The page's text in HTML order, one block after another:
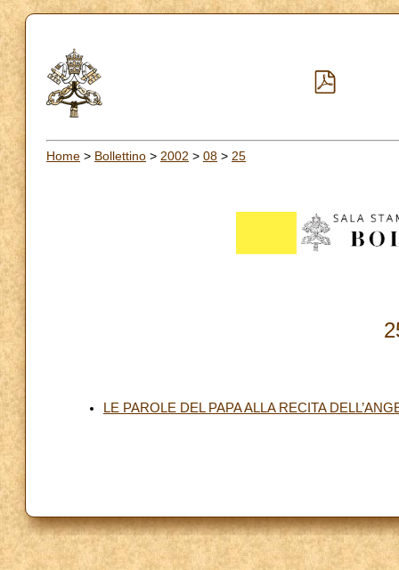
Home > Bollettino > 2002 > 08 > 25
LE PAROLE DEL PAPA ALLA RECITA